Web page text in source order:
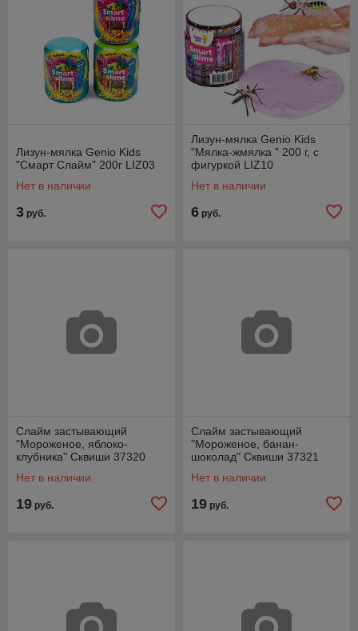
Лизун-мялка Genio Kids
"Смарт Слайм" 200г LIZ03
Нет в наличии
3 руб.
Лизун-мялка Genio Kids
"Мялка-жмялка " 200 г, с
фигуркой LIZ10
Нет в наличии
6 руб.
Слайм застывающий
"Мороженое, яблоко-
клубника" Сквиши 37320
Нет в наличии
19 руб.
Слайм застывающий
"Мороженое, банан-
шоколад" Сквиши 37321
Нет в наличии
19 руб.